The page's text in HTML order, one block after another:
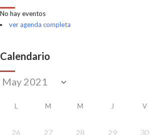
No hay eventos
ver agenda completa
Calendario
L M M J V
26 27 28 29 30